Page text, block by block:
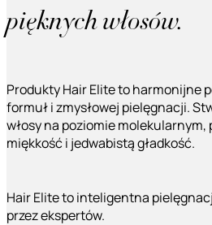
pięknych włosów.
Produkty Hair Elite to harmonijne
formuł i zmysłowej pielęgnacji.
włosy na poziomie molekularnym,
miękkość i jedwabistą gładkość.
Hair Elite to inteligentna
przez ekspertów.